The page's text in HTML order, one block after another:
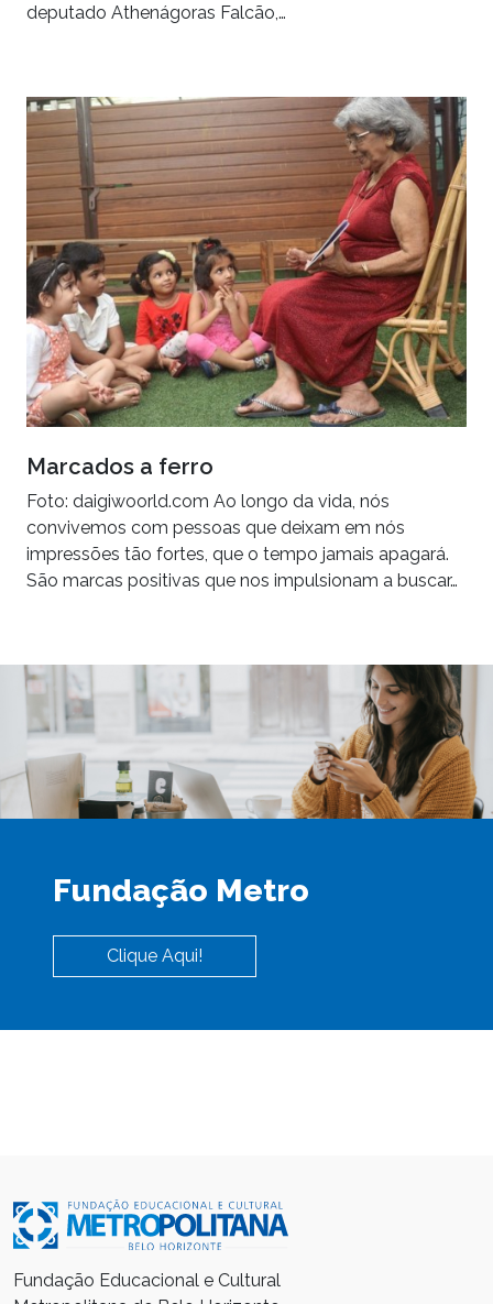
deputado Athenágoras Falcão,…
Marcados a ferro
Foto: daigiwoorld.com Ao longo da vida, nós
convivemos com pessoas que deixam em nós
impressões tão fortes, que o tempo jamais apagará.
São marcas positivas que nos impulsionam a buscar…
Fundação Metro
Clique Aqui!
Fundação Educacional e Cultural